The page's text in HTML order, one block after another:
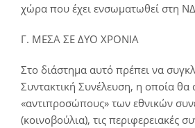
χώρα που έχει ενσωματωθεί στη
Γ. ΜΕΣΑ ΣΕ ΔΥΟ ΧΡΟΝΙΑ
Στο διάστημα αυτό πρέπει να
Συντακτική Συνέλευση, η οποία θα
«αντιπροσώπους» των εθνικών
(κοινοβούλια), τις περιφερειακές